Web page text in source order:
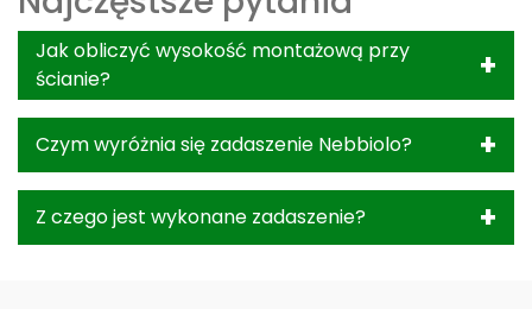
Jak obliczyć wysokość montażową przy
ścianie?
Czym wyróżnia się zadaszenie Nebbiolo?
Z czego jest wykonane zadaszenie?